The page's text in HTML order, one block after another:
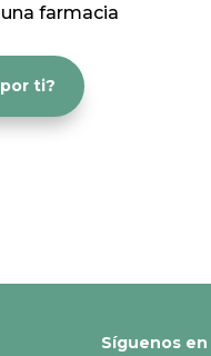
farmacia
ti?
Síguenos